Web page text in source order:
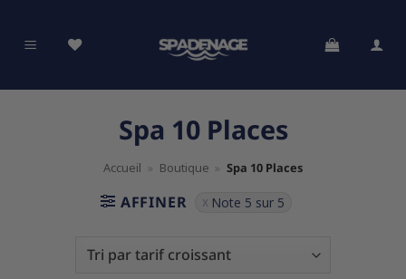
contenu
Spa 10 Places
Accueil » Boutique » Spa 10 Places
AFFINER Note 5 sur 5